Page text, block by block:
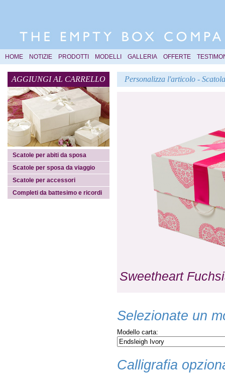
HOME NOTIZIE PRODOTTI MODELLI GALLERIA OFFERTE
AGGIUNGI AL CARRELLO
Scatole per abiti da sposa
Scatole per sposa da viaggio
Scatole per accessori
Completi da battesimo e ricordi
Personalizza l'articolo -
Sweetheart
Selezionate un
Modello carta:
Calligrafia